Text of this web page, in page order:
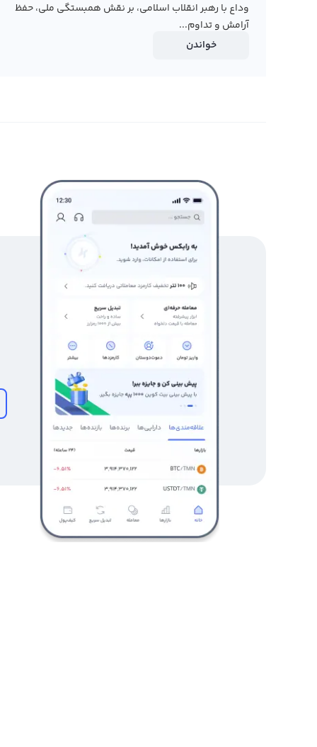
رابکس از خرید و فروش بیش از 1200 ارز دیجیتال پشتیبانی می‌کند. برای معامله رمز پالیگان (POL)، به صفحه
بروید.
وداع با رهبر انقلاب اسلامی، بر نقش همبستگی ملی، حفظ
آرامش و تداوم...
خواندن